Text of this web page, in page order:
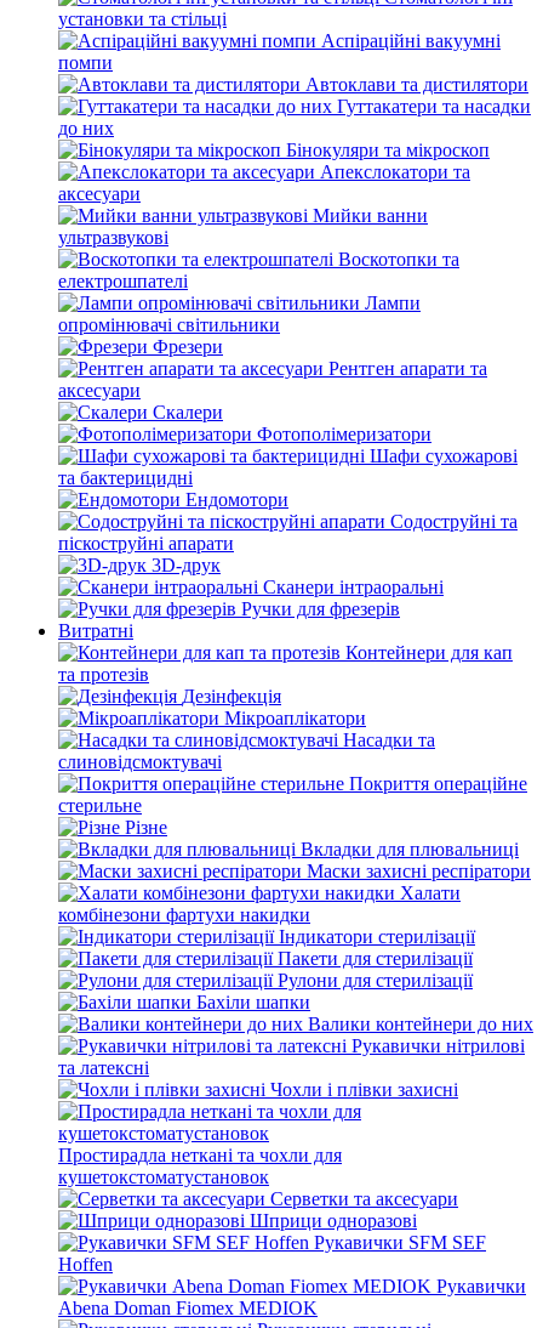
установки та стільці
Аспіраційні вакуумні
помпи
Автоклави та дистилятори
Гуттакатери та насадки
до них
Бінокуляри та мікроскоп
Апекслокатори та
аксесуари
Мийки ванни
ультразвукові
Воскотопки та
електрошпателі
Лампи
опромінювачі світильники
Фрезери
Рентген апарати та
аксесуари
Скалери
Фотополімеризатори
Шафи сухожарові
та бактерицидні
Ендомотори
Содоструйні та
піскоструйні апарати
3D-друк
Сканери інтраоральні
Ручки для фрезерів
Витратні
Контейнери для кап
та протезів
Дезінфекція
Мікроаплікатори
Насадки та
слиновідсмоктувачі
Покриття операційне
стерильне
Різне
Вкладки для плювальниці
Маски захисні респіратори
Халати
комбінезони фартухи накидки
Індикатори стерилізації
Пакети для стерилізації
Рулони для стерилізації
Бахіли шапки
Валики контейнери до них
Рукавички нітрилові
та латексні
Чохли і плівки захисні
Простирадла неткані та чохли для
кушетокстоматустановок
Серветки та аксесуари
Шприци одноразові
Рукавички SFM SEF
Hoffen
Рукавички
Abena Doman Fiomex MEDIOK